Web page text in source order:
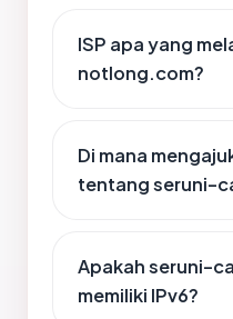
ISP apa yang
notlong.com?
Di mana
tentang seruni-
Apakah seruni-
memiliki IPv6?